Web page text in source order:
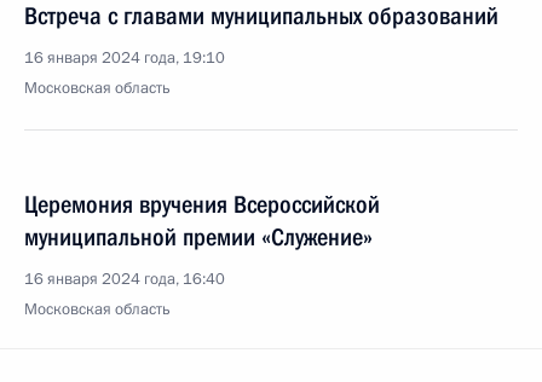
Встреча с главами муниципальных образований
16 января 2024 года, 19:10
Московская область
Церемония вручения Всероссийской
муниципальной премии «Служение»
16 января 2024 года, 16:40
Московская область